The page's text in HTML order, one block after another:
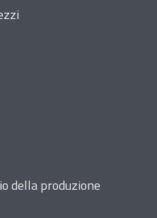
della produzione